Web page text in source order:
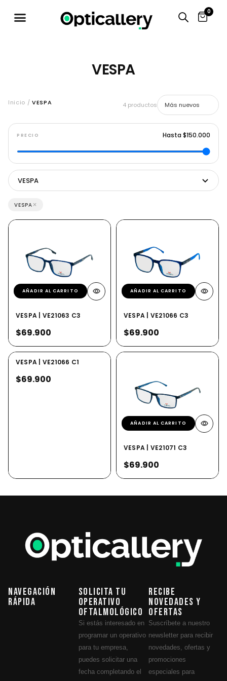
0
VESPA
Inicio / VESPA 4 productos
PRECIO Hasta $150.000
VESPA
VESPA ×
AÑADIR AL CARRITO
VESPA | VE21063 C3
$69.900
AÑADIR AL CARRITO
VESPA | VE21066 C3
$69.900
VESPA | VE21066 C1
$69.900
AÑADIR AL CARRITO
VESPA | VE21071 C3
$69.900
Navegación
Rápida
Solicita tu
operativo
oftalmológico
Si estás interesado en
programar un operativo
para tu empresa,
puedes solicitar una
fecha completando el
Recibe
novedades y
ofertas
Suscríbete a nuestro
newsletter para recibir
novedades, ofertas y
promociones
especiales para